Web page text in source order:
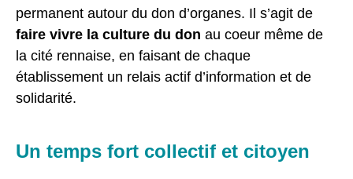
permanent autour du don d’organes. Il s’agit de
faire vivre la culture du don au coeur même de
la cité rennaise, en faisant de chaque
établissement un relais actif d’information et de
solidarité.
Un temps fort collectif et citoyen